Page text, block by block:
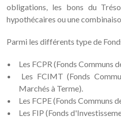
obligations, les bons du
hypothécaires ou une
Parmi les différents type de
Les FCPR (Fonds Communs
Les FCIMT (Fonds
Marchés à Terme).
Les FCPE (Fonds Communs
Les FIP (Fonds